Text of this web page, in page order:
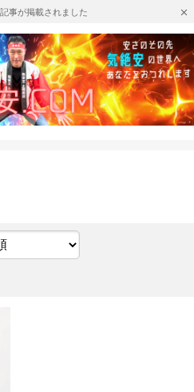
事が掲載されました